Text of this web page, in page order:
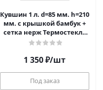
Кувшин 1 л. d=85 мм. h=210
мм. с крышкой бамбук +
сетка нерж Термостекло
Wilmax (888207) /1/18/
1 350₽/шт
Под заказ